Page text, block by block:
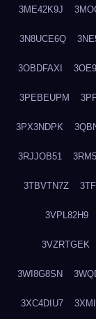
3ME42K9J
3N8UCE6Q
3OBDFAXI
3PEBEUPM
3PX3NDPK
3RJJOB51
3TBVTN7Z
3VPL82H9
3VZRTGEK
3WI8G8SN
3XC4DIU7